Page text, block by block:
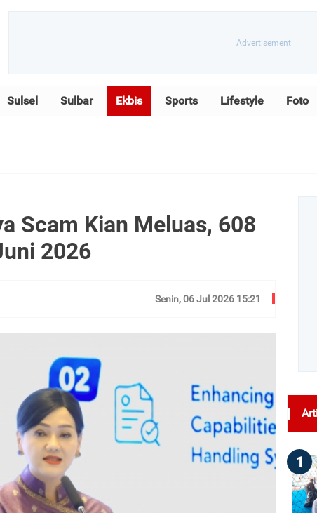
Sulsel Sulbar Ekbis Sports Lifestyle Foto
Scam Kian Meluas, 608
2026
Senin, 06 Jul 2026 15:21
1